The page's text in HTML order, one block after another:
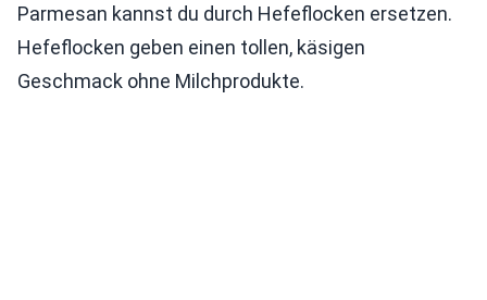
Parmesan kannst du durch Hefeflocken ersetzen.
Hefeflocken geben einen tollen, käsigen
Geschmack ohne Milchprodukte.